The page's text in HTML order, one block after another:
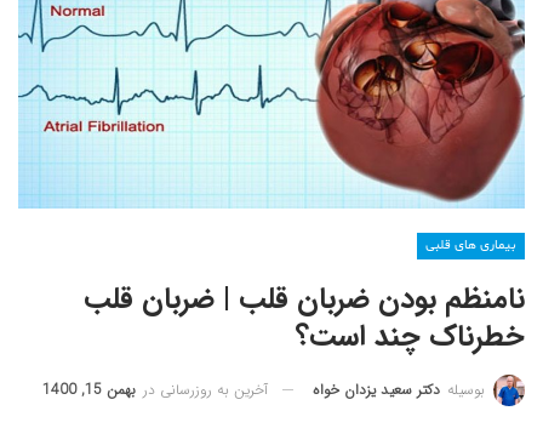
بیماری های قلبی
نامنظم بودن ضربان قلب | ضربان قلب
خطرناک چند است؟
بوسیله دکتر سعید یزدان خواه آخرین به روزرسانی در بهمن 15, 1400